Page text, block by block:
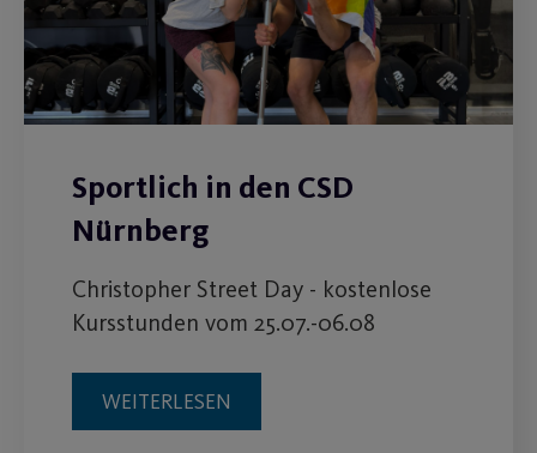
Sportlich in den CSD
Nürnberg
Christopher Street Day - kostenlose
Kursstunden vom 25.07.-06.08
WEITERLESEN